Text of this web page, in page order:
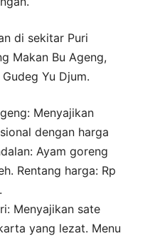
di sekitar Puri
Makan Bu Ageng,
Yu Djum.
Menyajikan
dengan harga
Ayam goreng
Rentang harga: Rp
Menyajikan sate
yang lezat. Menu